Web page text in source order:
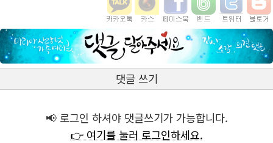
댓글 쓰기
📢 로그인 하셔야 댓글쓰기가 가능합니다.
👉 여기를 눌러 로그인하세요.